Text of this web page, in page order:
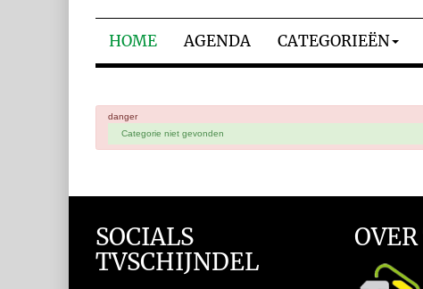
HOME AGENDA CATEGORIEËN
danger
Categorie niet gevonden
SOCIALS
TVSCHIJNDEL